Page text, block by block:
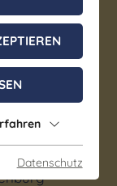
zur
Datenschutz